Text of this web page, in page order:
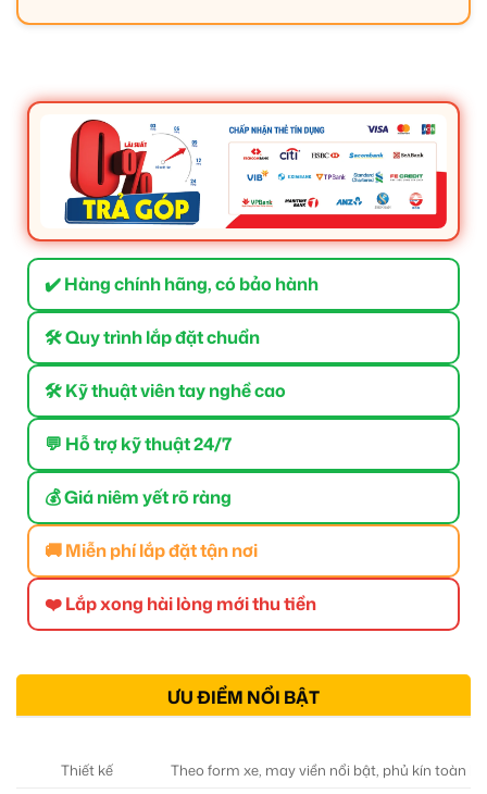
✔️ Hàng chính hãng, có bảo hành
🛠 Quy trình lắp đặt chuẩn
🛠 Kỹ thuật viên tay nghề cao
💬 Hỗ trợ kỹ thuật 24/7
💰 Giá niêm yết rõ ràng
🚚 Miễn phí lắp đặt tận nơi
❤️ Lắp xong hài lòng mới thu tiền
ƯU ĐIỂM NỔI BẬT
Thiết kế
Theo form xe, may viền nổi bật, phủ kín toàn